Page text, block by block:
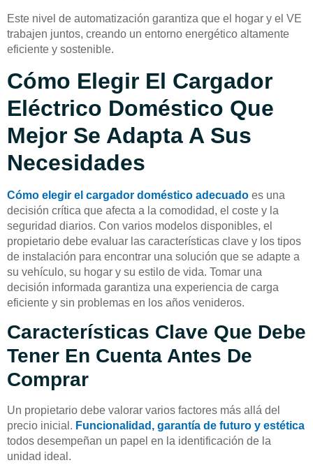
Este nivel de automatización garantiza que el hogar y el VE
trabajen juntos, creando un entorno energético altamente
eficiente y sostenible.
Cómo Elegir El Cargador
Eléctrico Doméstico Que
Mejor Se Adapta A Sus
Necesidades
Cómo elegir el cargador doméstico adecuado es una
decisión crítica que afecta a la comodidad, el coste y la
seguridad diarios. Con varios modelos disponibles, el
propietario debe evaluar las características clave y los tipos
de instalación para encontrar una solución que se adapte a
su vehículo, su hogar y su estilo de vida. Tomar una
decisión informada garantiza una experiencia de carga
eficiente y sin problemas en los años venideros.
Características Clave Que Debe
Tener En Cuenta Antes De
Comprar
Un propietario debe valorar varios factores más allá del
precio inicial. Funcionalidad, garantía de futuro y estética
todos desempeñan un papel en la identificación de la
unidad ideal.